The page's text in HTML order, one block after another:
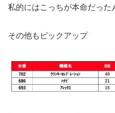
私的にはこっちが本命だった
その他もピックアップ